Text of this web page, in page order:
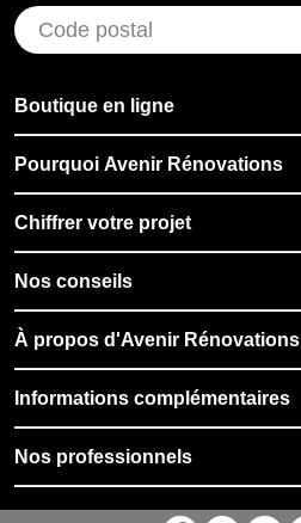
Boutique en ligne
Pourquoi Avenir Rénovations
Chiffrer votre projet
Nos conseils
À propos d'Avenir Rénovations
Informations complémentaires
Nos professionnels